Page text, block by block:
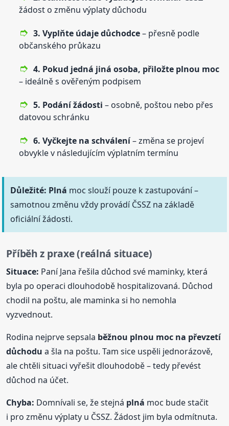
žádost o změnu výplaty důchodu
3. Vyplňte údaje důchodce– přesně podle
občanského průkazu
4. Pokud jedná jiná osoba, přiložte plnou moc
– ideálně s ověřeným podpisem
5. Podání žádosti – osobně, poštou nebo přes
datovou schránku
6. Vyčkejte na schválení– změna se projeví
obvykle v následujícím výplatním termínu
Důležité: Plná moc slouží pouze k zastupování –
samotnou změnu vždy provádí ČSSZ na základě
oficiální žádosti.
Příběh z praxe (reálná situace)
Situace: Paní Jana řešila důchod své maminky, která
byla po operaci dlouhodobě hospitalizovaná. Důchod
chodil na poštu, ale maminka si ho nemohla
vyzvednout.
Rodina nejprve sepsala běžnou plnou moc na převzetí
důchodu a šla na poštu. Tam sice uspěli jednorázově,
ale chtěli situaci vyřešit dlouhodobě – tedy převést
důchod na účet.
Chyba: Domnívali se, že stejná plná moc bude stačit
i pro změnu výplaty u ČSSZ. Žádost jim byla odmítnuta.